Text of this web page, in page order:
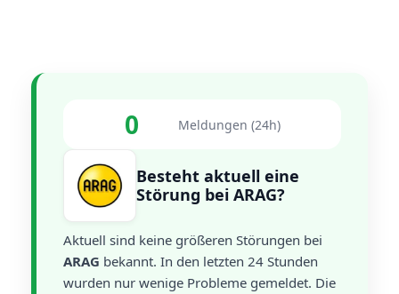
0 Meldungen (24h)
Besteht aktuell eine
Störung bei ARAG?
Aktuell sind keine größeren Störungen bei
ARAG bekannt. In den letzten 24 Stunden
wurden nur wenige Probleme gemeldet. Die